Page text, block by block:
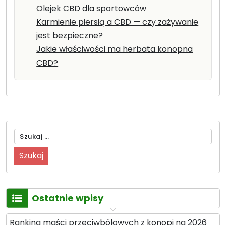
Olejek CBD dla sportowców
Karmienie piersią a CBD — czy zażywanie
jest bezpieczne?
Jakie właściwości ma herbata konopna
CBD?
Szukaj:
Ostatnie wpisy
Ranking maści przeciwbólowych z konopi na 2026